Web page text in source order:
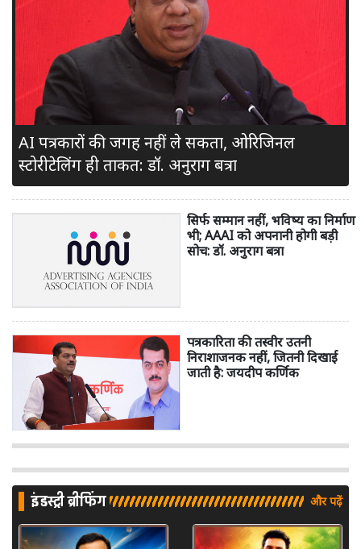
AI पत्रकारों की जगह नहीं ले सकता, ओरिजिनल
स्टोरीटेलिंग ही ताकत: डॉ. अनुराग बत्रा
सिर्फ सम्मान नहीं, भविष्य का निर्माण
भी; AAAI को अपनानी होगी बड़ी
सोच: डॉ. अनुराग बत्रा
पत्रकारिता की तस्वीर उतनी
निराशाजनक नहीं, जितनी दिखाई
जाती है: जयदीप कर्णिक
इंडस्ट्री ब्रीफिंग और पढ़ें